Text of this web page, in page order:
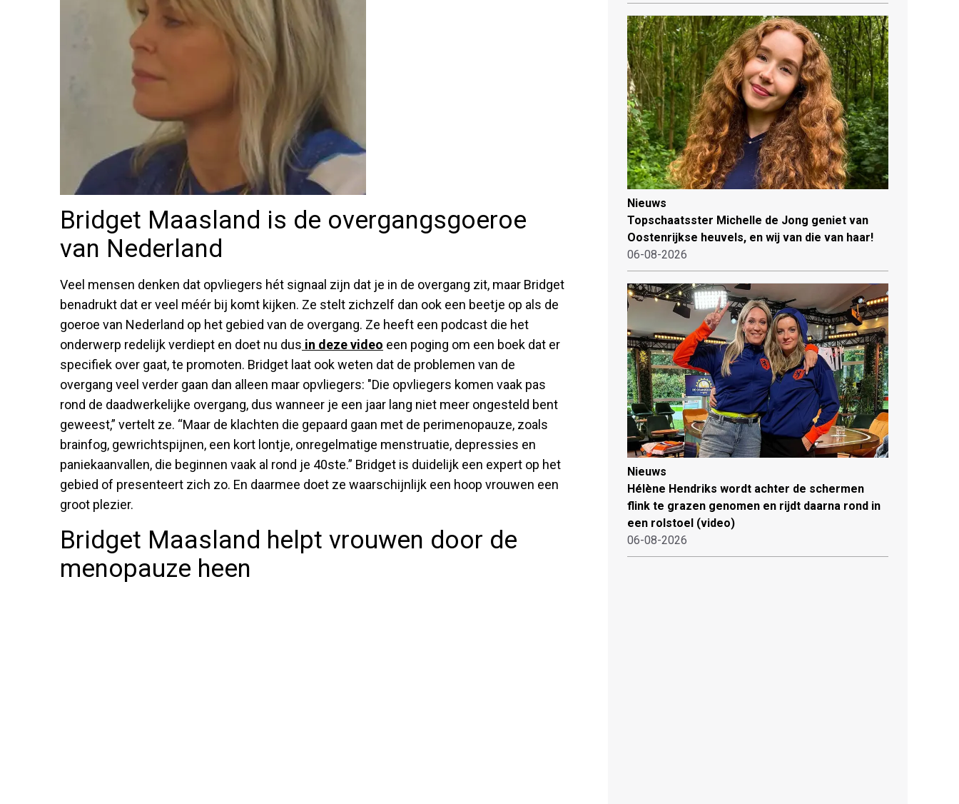
Bridget Maasland is de overgangsgoeroe
van Nederland
Veel mensen denken dat opvliegers hét signaal zijn dat je in de overgang zit, maar Bridget
benadrukt dat er veel méér bij komt kijken. Ze stelt zichzelf dan ook een beetje op als de
goeroe van Nederland op het gebied van de overgang. Ze heeft een podcast die het
onderwerp redelijk verdiept en doet nu dus in deze video een poging om een boek dat er
specifiek over gaat, te promoten. Bridget laat ook weten dat de problemen van de
overgang veel verder gaan dan alleen maar opvliegers: "Die opvliegers komen vaak pas
rond de daadwerkelijke overgang, dus wanneer je een jaar lang niet meer ongesteld bent
geweest,” vertelt ze. “Maar de klachten die gepaard gaan met de perimenopauze, zoals
brainfog, gewrichtspijnen, een kort lontje, onregelmatige menstruatie, depressies en
paniekaanvallen, die beginnen vaak al rond je 40ste.” Bridget is duidelijk een expert op het
gebied of presenteert zich zo. En daarmee doet ze waarschijnlijk een hoop vrouwen een
groot plezier.
Bridget Maasland helpt vrouwen door de
menopauze heen
Nieuws
Topschaatsster Michelle de Jong geniet van
Oostenrijkse heuvels, en wij van die van haar!
06-08-2026
Nieuws
Hélène Hendriks wordt achter de schermen
flink te grazen genomen en rijdt daarna rond in
een rolstoel (video)
06-08-2026